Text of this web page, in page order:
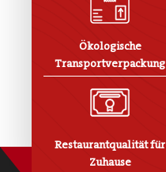
Ökologische
Transportverpackung
Restaurantqualität für
Zuhause